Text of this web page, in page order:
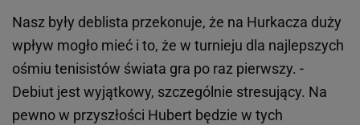
Nasz były deblista przekonuje, że na Hurkacza duży
wpływ mogło mieć i to, że w turnieju dla najlepszych
ośmiu tenisistów świata gra po raz pierwszy. -
Debiut jest wyjątkowy, szczególnie stresujący. Na
pewno w przyszłości Hubert będzie w tych